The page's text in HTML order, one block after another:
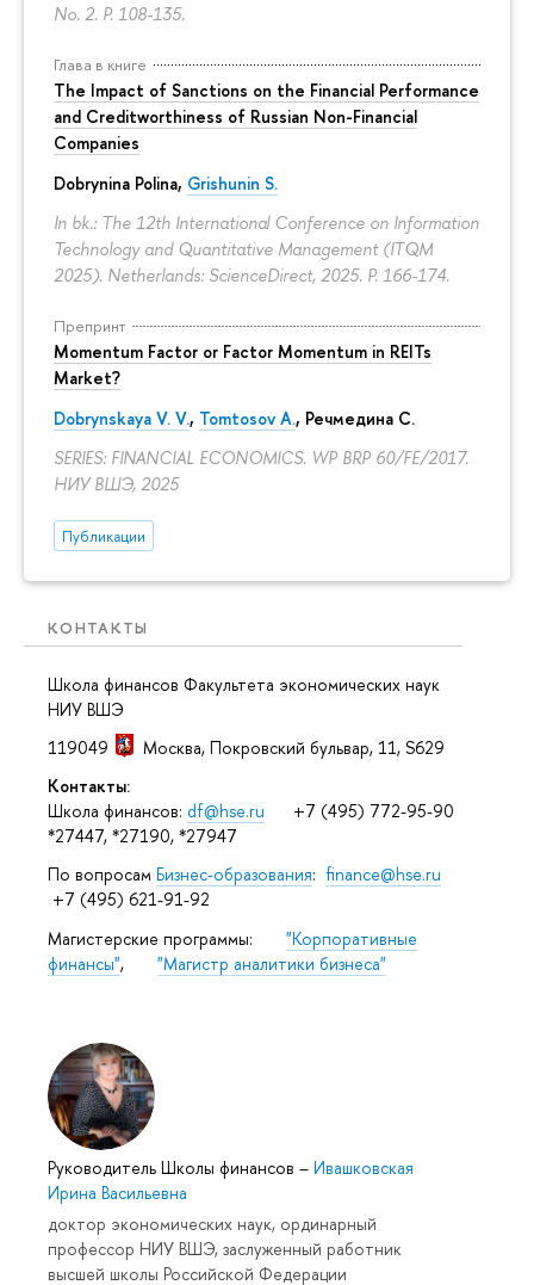
No. 2. P. 108-135.
Глава в книге
The Impact of Sanctions on the Financial Performance
and Creditworthiness of Russian Non-Financial
Companies
Dobrynina Polina, Grishunin S.
In bk.: The 12th International Conference on Information
Technology and Quantitative Management (ITQM
2025). Netherlands: ScienceDirect, 2025. P. 166-174.
Препринт
Momentum Factor or Factor Momentum in REITs
Market?
Dobrynskaya V. V., Tomtosov A., Речмедина С.
SERIES: FINANCIAL ECONOMICS. WP BRP 60/FE/2017.
НИУ ВШЭ, 2025
Публикации
КОНТАКТЫ
Школа финансов Факультета экономических наук
НИУ ВШЭ
119049
Москва, Покровский бульвар, 11, S629
Контакты:
Школа финансов: df@hse.ru +7 (495) 772-95-90
*27447, *27190, *27947
По вопросам Бизнес-образования: finance@hse.ru
+7 (495) 621-91-92
Магистерские программы: "Корпоративные
финансы", "Магистр аналитики бизнеса"
Руководитель Школы финансов – Ивашковская
Ирина Васильевна
доктор экономических наук, ординарный
профессор НИУ ВШЭ, заслуженный работник
высшей школы Российской Федерации